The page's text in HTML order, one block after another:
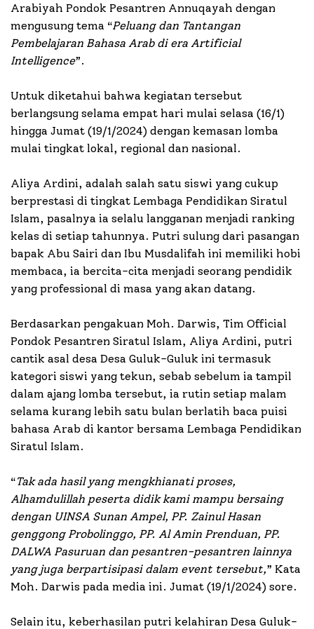
Arabiyah Pondok Pesantren Annuqayah dengan
mengusung tema “Peluang dan Tantangan
Pembelajaran Bahasa Arab di era Artificial
Intelligence”.
Untuk diketahui bahwa kegiatan tersebut
berlangsung selama empat hari mulai selasa (16/1)
hingga Jumat (19/1/2024) dengan kemasan lomba
mulai tingkat lokal, regional dan nasional.
Aliya Ardini, adalah salah satu siswi yang cukup
berprestasi di tingkat Lembaga Pendidikan Siratul
Islam, pasalnya ia selalu langganan menjadi ranking
kelas di setiap tahunnya. Putri sulung dari pasangan
bapak Abu Sairi dan Ibu Musdalifah ini memiliki hobi
membaca, ia bercita-cita menjadi seorang pendidik
yang professional di masa yang akan datang.
Berdasarkan pengakuan Moh. Darwis, Tim Official
Pondok Pesantren Siratul Islam, Aliya Ardini, putri
cantik asal desa Desa Guluk-Guluk ini termasuk
kategori siswi yang tekun, sebab sebelum ia tampil
dalam ajang lomba tersebut, ia rutin setiap malam
selama kurang lebih satu bulan berlatih baca puisi
bahasa Arab di kantor bersama Lembaga Pendidikan
Siratul Islam.
“Tak ada hasil yang mengkhianati proses,
Alhamdulillah peserta didik kami mampu bersaing
dengan UINSA Sunan Ampel, PP. Zainul Hasan
genggong Probolinggo, PP. Al Amin Prenduan, PP.
DALWA Pasuruan dan pesantren-pesantren lainnya
yang juga berpartisipasi dalam event tersebut,” Kata
Moh. Darwis pada media ini. Jumat (19/1/2024) sore.
Selain itu, keberhasilan putri kelahiran Desa Guluk-